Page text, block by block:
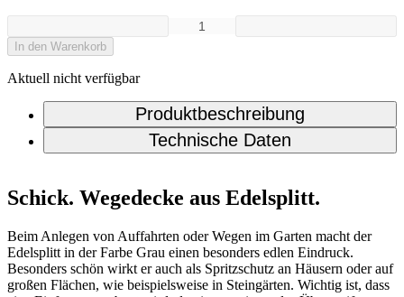
In den Warenkorb
Aktuell nicht verfügbar
Produktbeschreibung
Technische Daten
Schick. Wegedecke aus Edelsplitt.
Beim Anlegen von Auffahrten oder Wegen im Garten macht der
Edelsplitt in der Farbe Grau einen besonders edlen Eindruck.
Besonders schön wirkt er auch als Spritzschutz an Häusern oder auf
großen Flächen, wie beispielsweise in Steingärten. Wichtig ist, dass